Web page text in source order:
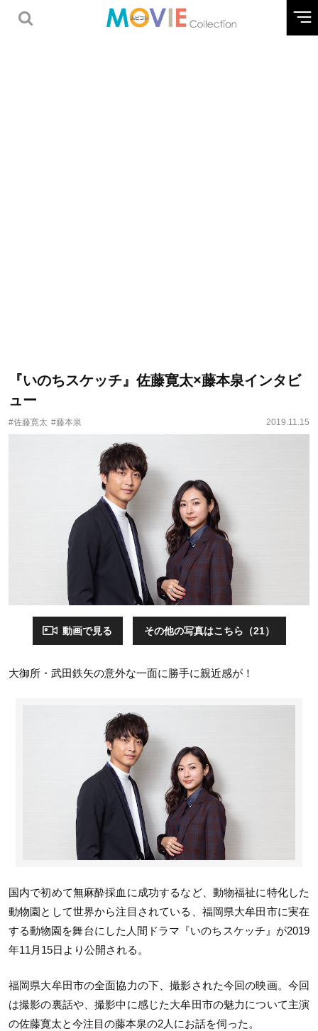
『いのちスケッチ』佐藤寛太×藤本泉インタビ
ュー
#佐藤寛太 #藤本泉 2019.11.15
動画で見る その他の写真はこちら（21）
大御所・武田鉄矢の意外な一面に勝手に親近感が！
国内で初めて無麻酔採血に成功するなど、動物福祉に特化した
動物園として世界から注目されている、福岡県大牟田市に実在
する動物園を舞台にした人間ドラマ『いのちスケッチ』が2019
年11月15日より公開される。
福岡県大牟田市の全面協力の下、撮影された今回の映画。今回
は撮影の裏話や、撮影中に感じた大牟田市の魅力について主演
の佐藤寛太と今注目の藤本泉の2人にお話を伺った。